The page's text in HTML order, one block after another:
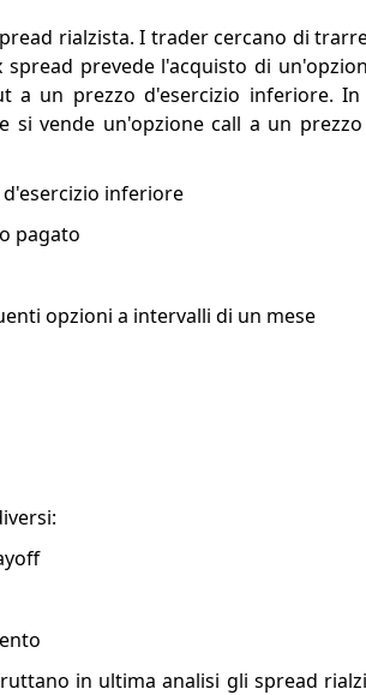
rialzista. I trader cercano di
prevede l'acquisto di
a un prezzo d'esercizio inferiore. In
vende un'opzione call a un prezzo
d'esercizio inferiore
pagato
opzioni a intervalli di un mese
in ultima analisi gli spread